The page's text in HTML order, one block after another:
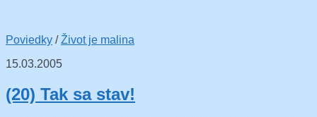
Poviedky /Život je malina
15.03.2005
(20) Tak sa stav!